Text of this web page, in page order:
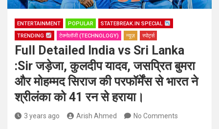
ENTERTAINMENT POPULAR
STATEBREAK.IN SPECIAL
TRENDING
टेक्नोलॉजी (TECHNOLOGY) न्यूज़ स्पोर्ट्स
Full Detailed India vs Sri Lanka
:Sir जड़ेजा, कुलदीप यादव, जसप्रित बुमरा
और मोहम्मद सिराज की परफॉर्मेंस से भारत ने
श्रीलंका को 41 रन से हराया।
3 years ago Arish Ahmed No Comments